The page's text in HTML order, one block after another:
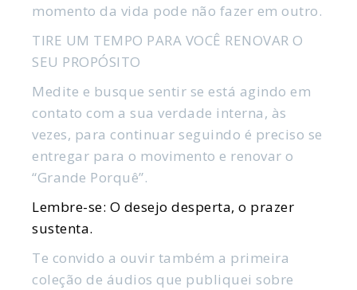
momento da vida pode não fazer em outro.
TIRE UM TEMPO PARA VOCÊ RENOVAR O
SEU PROPÓSITO
Medite e busque sentir se está agindo em
contato com a sua verdade interna, às
vezes, para continuar seguindo é preciso se
entregar para o movimento e renovar o
“Grande Porquê”.
Lembre-se: O desejo desperta, o prazer
sustenta.
Te convido a ouvir também a primeira
coleção de áudios que publiquei sobre